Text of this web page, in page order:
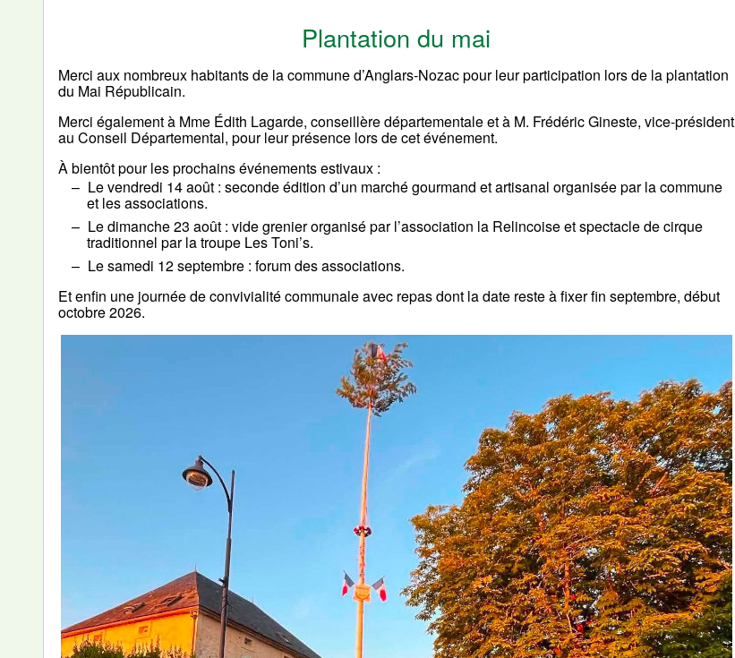
Plantation du mai
Merci aux nombreux habitants de la commune d’Anglars-Nozac pour leur participation lors de la plantation
du Mai Républicain.
Merci également à Mme Édith Lagarde, conseillère départementale et à M. Frédéric Gineste, vice-président
au Conseil Départemental, pour leur présence lors de cet événement.
À bientôt pour les prochains événements estivaux :
Le vendredi 14 août : seconde édition d’un marché gourmand et artisanal organisée par la commune
et les associations.
Le dimanche 23 août : vide grenier organisé par l’association la Relincoise et spectacle de cirque
traditionnel par la troupe Les Toni’s.
Le samedi 12 septembre : forum des associations.
Et enfin une journée de convivialité communale avec repas dont la date reste à fixer fin septembre, début
octobre 2026.